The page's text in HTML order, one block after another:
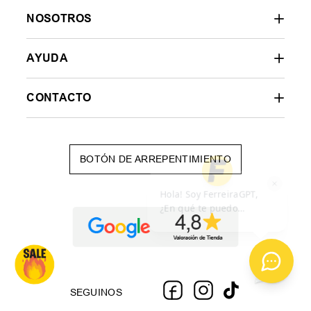
NOSOTROS
AYUDA
CONTACTO
BOTÓN DE ARREPENTIMIENTO
SEGUINOS